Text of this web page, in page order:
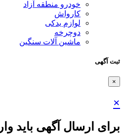
خودرو منطقه آزاد
کارواش
لوازم یدکی
دوچرخه
ماشین آلات سنگین
ثبت آگهی
×
×
برای ارسال آگهی باید